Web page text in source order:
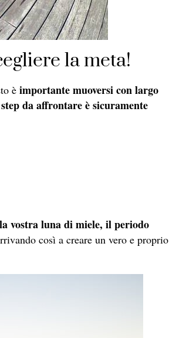
la meta!
è importante muoversi con largo
da affrontare è sicuramente
vostra luna di miele, il periodo
così a creare un vero e proprio